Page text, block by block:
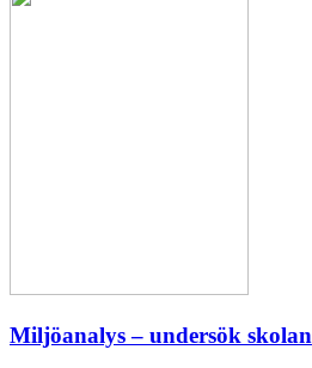
Miljöanalys – undersök skolan